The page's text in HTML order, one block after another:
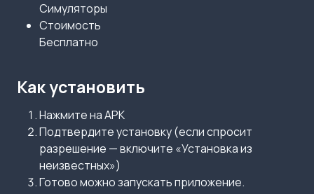
Симуляторы
Стоимость
Бесплатно
Как установить
Нажмите на APK
Подтвердите установку (если спросит
разрешение — включите «Установка из
неизвестных»)
Готово можно запускать приложение.